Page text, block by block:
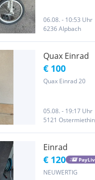
06.08. - 10:53 Uhr
6236 Alpbach
Quax Einrad
€ 100
Quax Einrad 20
05.08. - 19:17 Uhr
5121
Einrad
€ 120
NEUWERTIG